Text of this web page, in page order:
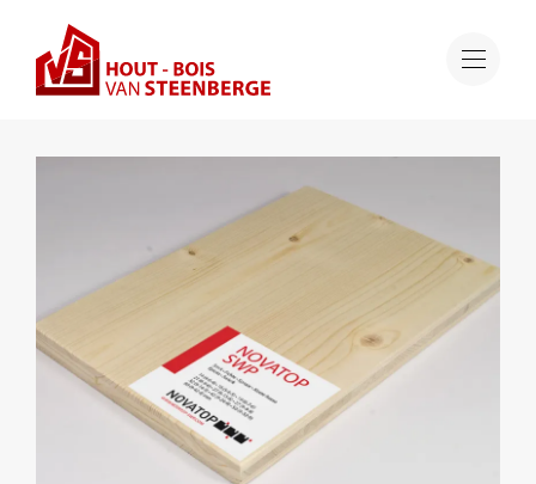
Aanbod
NOVATOP - CLT